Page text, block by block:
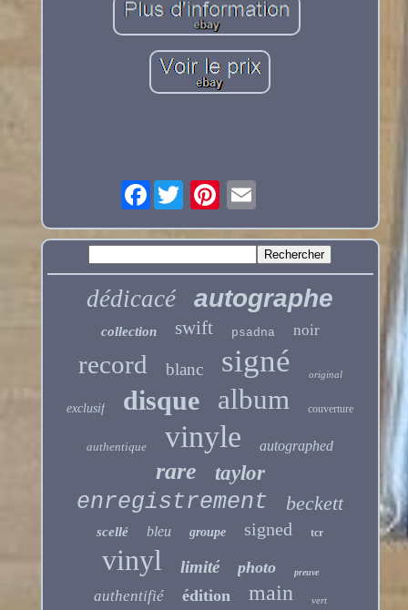
Facebook
dédicacé autographe
collection swift psadna noir
record blanc signé original
exclusif disque album couverture
authentique vinyle autographed
rare taylor
enregistrement beckett
scellé bleu groupe signed tcr
vinyl limité photo preuve
authentifié édition main vert